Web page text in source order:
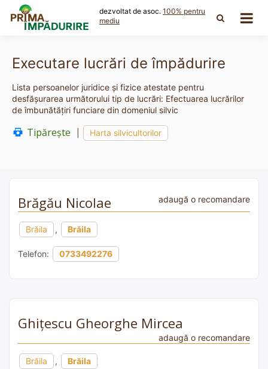
content
dezvoltat de asoc. 100% pentru
mediu
Executare lucrări de împădurire
Lista persoanelor juridice și fizice atestate pentru
desfășurarea următorului tip de lucrări: Efectuarea lucrărilor
de îmbunătăţiri funciare din domeniul silvic
Tipărește Harta silvicultorilor
Brăgău Nicolae adaugă o recomandare
Brăila , Brăila
Telefon: 0733492276
Ghiţescu Gheorghe Mircea
adaugă o recomandare
Brăila , Brăila